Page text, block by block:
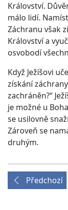
Království.
málo lidí.
Záchranu však
Království a
osvobodí
Když Ježíšovi
získání
zachráněn?“
je možné u
se usilovně
Zároveň se
druhým.
Předchozí